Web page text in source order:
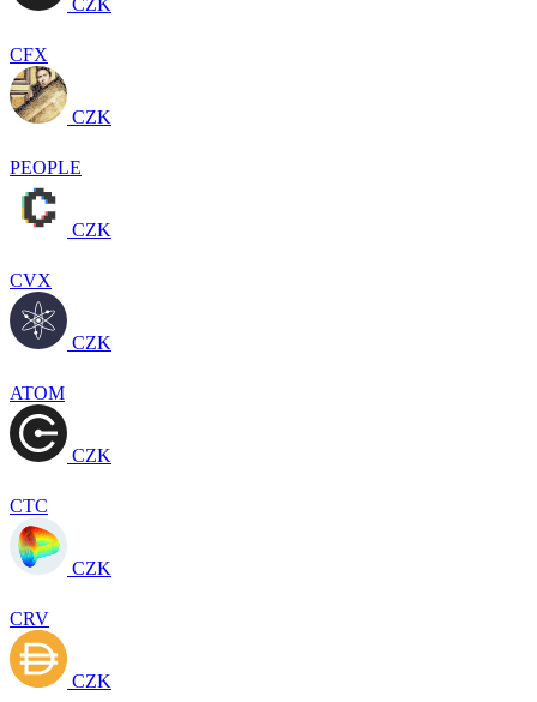
CFX
CZK
PEOPLE
CZK
CVX
CZK
ATOM
CZK
CTC
CZK
CRV
CZK